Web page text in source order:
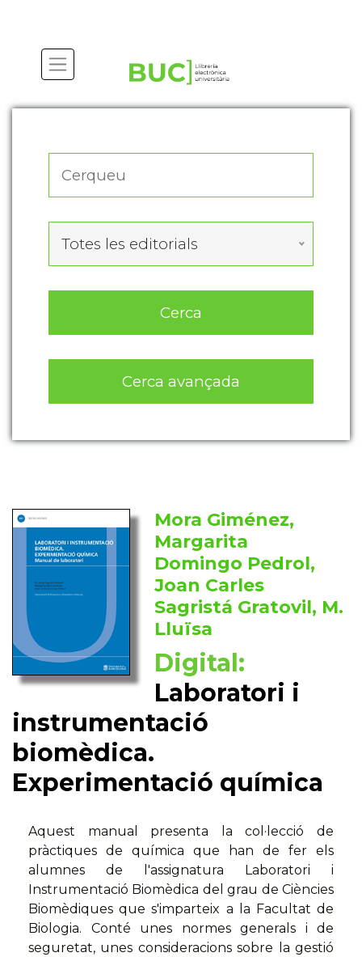
Totes les editorials
Cerca
Cerca avançada
Mora Giménez,
Margarita
Domingo Pedrol,
Joan Carles
Sagristá Gratovil, M.
Lluïsa
Digital:
Laboratori i
instrumentació
biomèdica.
Experimentació química
Aquest manual presenta la col·lecció de
pràctiques de química que han de fer els
alumnes de l'assignatura Laboratori i
Instrumentació Biomèdica del grau de Ciències
Biomèdiques que s'imparteix a la Facultat de
Biologia. Conté unes normes generals i de
seguretat, unes consideracions sobre la gestió